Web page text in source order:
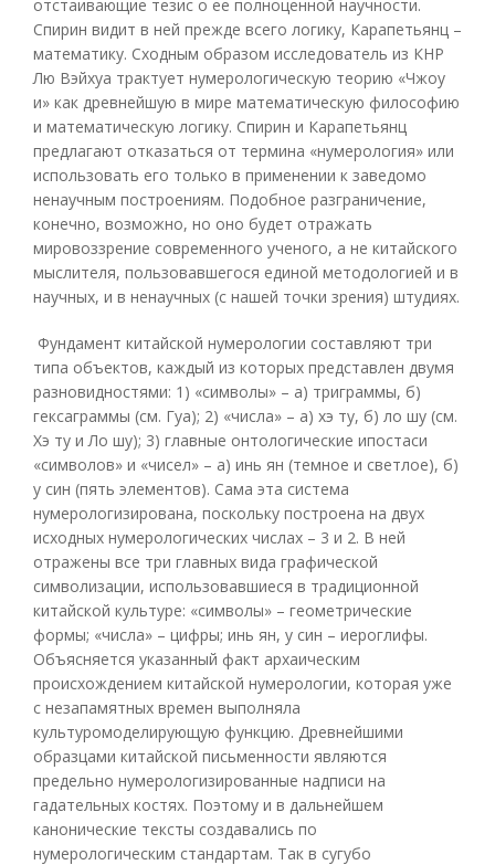
отстаивающие тезис о ее полноценной научности.
Спирин видит в ней прежде всего логику, Карапетьянц –
математику. Сходным образом исследователь из КНР
Лю Вэйхуа трактует нумерологическую теорию «Чжоу
и» как древнейшую в мире математическую философию
и математическую логику. Спирин и Карапетьянц
предлагают отказаться от термина «нумерология» или
использовать его только в применении к заведомо
ненаучным построениям. Подобное разграничение,
конечно, возможно, но оно будет отражать
мировоззрение современного ученого, а не китайского
мыслителя, пользовавшегося единой методологией и в
научных, и в ненаучных (с нашей точки зрения) штудиях.
Фундамент китайской нумерологии составляют три
типа объектов, каждый из которых представлен двумя
разновидностями: 1) «символы» – а) триграммы, б)
гексаграммы (см. Гуа); 2) «числа» – а) хэ ту, б) ло шу (см.
Хэ ту и Ло шу); 3) главные онтологические ипостаси
«символов» и «чисел» – а) инь ян (темное и светлое), б)
у син (пять элементов). Сама эта система
нумерологизирована, поскольку построена на двух
исходных нумерологических числах – 3 и 2. В ней
отражены все три главных вида графической
символизации, использовавшиеся в традиционной
китайской культуре: «символы» – геометрические
формы; «числа» – цифры; инь ян, у син – иероглифы.
Объясняется указанный факт архаическим
происхождением китайской нумерологии, которая уже
с незапамятных времен выполняла
культуромоделирующую функцию. Древнейшими
образцами китайской письменности являются
предельно нумерологизированные надписи на
гадательных костях. Поэтому и в дальнейшем
канонические тексты создавались по
нумерологическим стандартам. Так в сугубо